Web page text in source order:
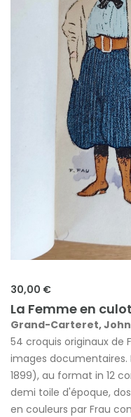
30,00 €
La Femme en
Grand-Carteret, John
54 croquis originaux de
images documentaires.
1899), au format in 12
demi toile d'époque,
en couleurs par Frau